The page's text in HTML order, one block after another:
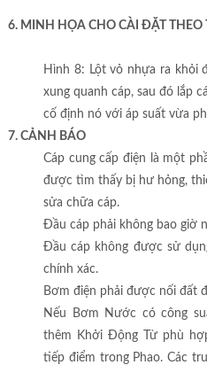
6. MINH HỌA CHO CÀI ĐẶT THEO
Hình 8: Lột vỏ nhựa ra khỏi
xung quanh cáp, sau đó lắp
cố định nó với áp suất vừa
7. CẢNH BÁO
Cáp cung cấp điện là một
được tìm thấy bị hư hỏng,
sửa chữa cáp.
Đầu cáp phải không bao giờ
Đầu cáp không được sử
chính xác.
Bơm điện phải được nối đất
Nếu Bơm Nước có công
thêm Khởi Động Từ phù
tiếp điểm trong Phao. Các